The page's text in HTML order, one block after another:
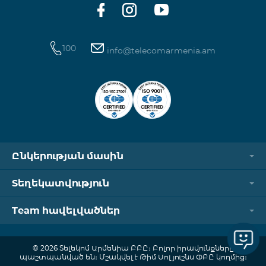
100 info@telecomarmenia.am
Ընկերության մասին
Տեղեկատվություն
Team հավելվածներ
© 2026 Տելեկոմ Արմենիա ԲԲԸ։ Բոլոր իրավունքները
պաշտպանված են։ Մշակվել է Թիմ Սոլյուշնս ՓԲԸ կողմից։